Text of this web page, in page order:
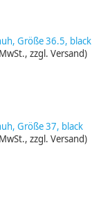
Größe 36.5, black
zzgl. Versand)
Größe 37, black
zzgl. Versand)